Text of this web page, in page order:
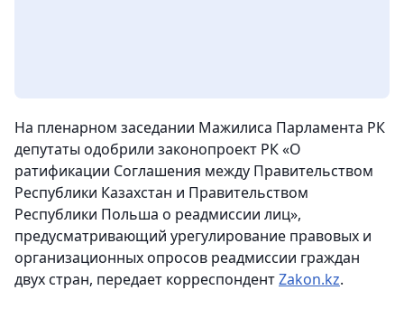
На пленарном заседании Мажилиса Парламента РК
депутаты одобрили законопроект РК «О
ратификации Соглашения между Правительством
Республики Казахстан и Правительством
Республики Польша о реадмиссии лиц»,
предусматривающий урегулирование правовых и
организационных опросов реадмиссии граждан
двух стран, передает корреспондентZakon.kz.